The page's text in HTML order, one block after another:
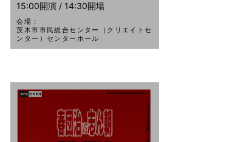
15:00開演 / 14:30開場
会場：
茨木市市民総合センター（クリエイトセ
ンター）センターホール